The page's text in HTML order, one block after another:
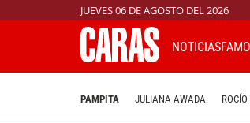
JUEVES 06 DE AGOSTO DEL 2026
NOTICIAS
PAMPITA JULIANA AWADA